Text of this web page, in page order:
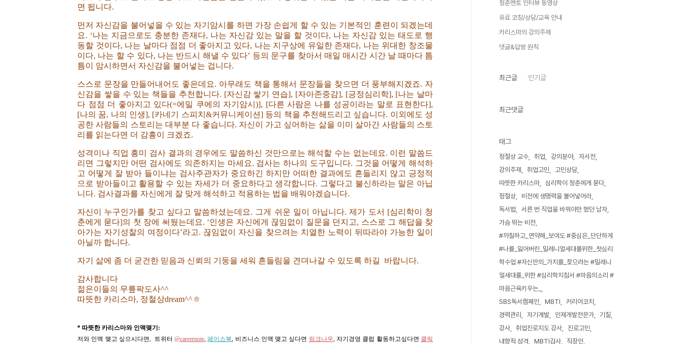
면 됩니다.
먼저 자신감을 불어넣을 수 있는 자기암시를 하면 가장 손쉽게 할 수 있는 기본적인 훈련이 되겠는데
요. ‘나는 지금으로도 충분한 존재다, 나는 자신감 있는 말을 할 것이다, 나는 자신감 있는 태도로 행
동할 것이다, 나는 날마다 점점 더 좋아지고 있다, 나는 지구상에 유일한 존재다, 나는 위대한 창조물
이다, 나는 할 수 있다, 나는 반드시 해낼 수 있다’ 등의 문구를 찾아서 매일 매시간 시간 날 때마다 틈
틈이 암시하면서 자신감을 불어넣는 겁니다.
스스로 문장을 만들어내어도 좋은데요. 아무래도 책을 통해서 문장들을 찾으면 더 풍부해지겠죠. 자
신감을 쌓을 수 있는 책들을 추천합니다. [자신감 쌓기 연습], [자아존중감], [긍정심리학], [나는 날마
다 점점 더 좋아지고 있다(=에밀 쿠에의 자기암시)], [다른 사람은 나를 성공이라는 말로 표현한다],
[나의 꿈, 나의 인생], [카네기 스피치&커뮤니케이션] 등의 책을 추천해드리고 싶습니다. 이외에도 성
공한 사람들의 스토리는 대부분 다 좋습니다. 자신이 가고 싶어하는 삶을 이미 살아간 사람들의 스토
리를 읽는다면 더 감흥이 크겠죠.
성격이나 직업 흥미 검사 결과의 경우에도 말씀하신 것만으로는 해석할 수는 없는데요. 이런 말씀드
리면 그렇지만 어떤 검사에도 의존하지는 마세요. 검사는 하나의 도구입니다. 그것을 어떻게 해석하
고 어떻게 잘 받아 들이냐는 검사주관자가 중요하긴 하지만 어떠한 결과에도 흔들리지 않고 긍정적
으로 받아들이고 활용할 수 있는 자세가 더 중요하다고 생각합니다. 그렇다고 불신하라는 말은 아닙
니다. 검사결과를 자신에게 잘 맞게 해석하고 적용하는 법을 배워야겠습니다.
자신이 누구인가를 찾고 싶다고 말씀하셨는데요. 그게 쉬운 일이 아닙니다. 제가 도서 [심리학이 청
춘에게 묻다]의 첫 장에 써뒀는데요. ‘인생은 자신에게 끊임없이 질문을 던지고, 스스로 그 해답을 찾
아가는 자기성찰의 여정이다’라고. 끊임없이 자신을 찾으려는 치열한 노력이 뒤따라야 가능한 일이
아닐까 합니다.
자기 삶에 좀 더 굳건한 믿음과 신뢰의 기둥을 세워 흔들림을 견뎌나갈 수 있도록 하길 바랍니다.
감사합니다
젊은이들의 무릎팍도사^^
따뜻한 카리스마, 정철상dream^^ㅎ
* 따뜻한 카리스마와 인맥맺기:
저와 인맥 맺고 싶으시다면, 트위터 @careernote,페이스북, 비즈니스 인맥 맺고 싶다면 링크나우, 자기경영 클럽 활동하고싶다면 클릭
청춘멘토 인터뷰 동영상
유료 코칭/상담/교육 안내
카리스마의 강의주제
댓글&답방 원칙
최근글 인기글
최근댓글
태그
정철상 교수 취업 강의분야
자서전
강의주제
취업고민
고민상담
따뜻한 카리스마
심리학이 청춘에게 묻다
정철상
비전에 생명력을 불어넣어라
독서법
서른 번 직업을 바꿔야만 했던 남자
가슴 뛰는 비전
#까칠하고_연약해_보여도 #중심은_단단하게
#나를_잃어버린_밀레니얼세대를위한_첫심리
학수업 #자신만의_가치를_찾으려는 #밀레니
얼세대를_위한 #심리학지침서 #마음의소리 #
마음근육키우는_
SBS독서캠페인
MBTI
커리어코치
경력관리
자기계발 인재개발전문가
기질
강사
취업진로지도 강사
진로고민
내향적 성격
MBTI검사
직장인